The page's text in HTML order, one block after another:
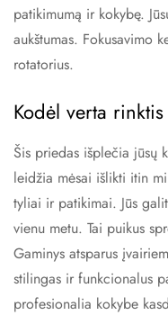
patikimumą ir kokybę.
aukštumas. Fokusavimo
rotatorius.
Kodėl verta
Šis priedas išplečia jūsų
leidžia mėsai išlikti itin
tyliai ir patikimai. Jūs
vienu metu. Tai puikus
Gaminys atsparus
stilingas ir funkcionalus
profesionalia kokybe